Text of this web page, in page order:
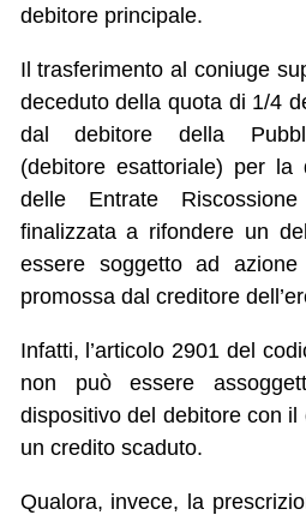
debitore principale.
Il trasferimento al coniuge
deceduto della quota di 1/4
dal debitore della
(debitore esattoriale) per la
delle Entrate
finalizzata a rifondere un
essere soggetto ad azione
promossa dal creditore
Infatti, l’articolo 2901 del
non può essere
dispositivo del debitore con
un credito scaduto.
Qualora, invece, la